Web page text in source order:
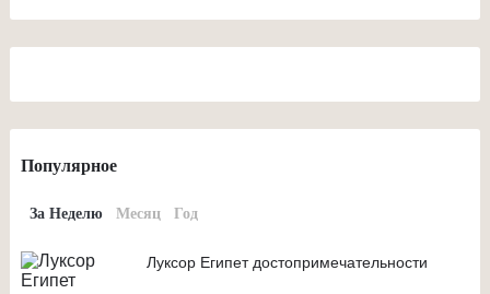
Популярное
За Неделю Месяц Год
Луксор Египет достопримечательности